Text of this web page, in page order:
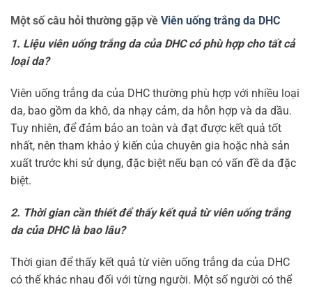
Một số câu hỏi thường gặp về Viên uống trắng da DHC
1. Liệu viên uống trắng da của DHC có phù hợp cho tất cả
loại da?
Viên uống trắng da của DHC thường phù hợp với nhiều loại
da, bao gồm da khô, da nhạy cảm, da hỗn hợp và da dầu.
Tuy nhiên, để đảm bảo an toàn và đạt được kết quả tốt
nhất, nên tham khảo ý kiến của chuyên gia hoặc nhà sản
xuất trước khi sử dụng, đặc biệt nếu bạn có vấn đề da đặc
biệt.
2. Thời gian cần thiết để thấy kết quả từ viên uống trắng
da của DHC là bao lâu?
Thời gian để thấy kết quả từ viên uống trắng da của DHC
có thể khác nhau đối với từng người. Một số người có thể